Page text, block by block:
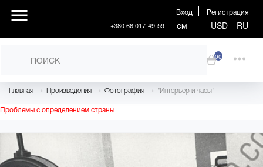
Вход Регистрация
+380 66 017-49-59 см USD RU
00
Главная → Произведения → Фотография → "Интерьер и часы"
Проблемы с определением страны